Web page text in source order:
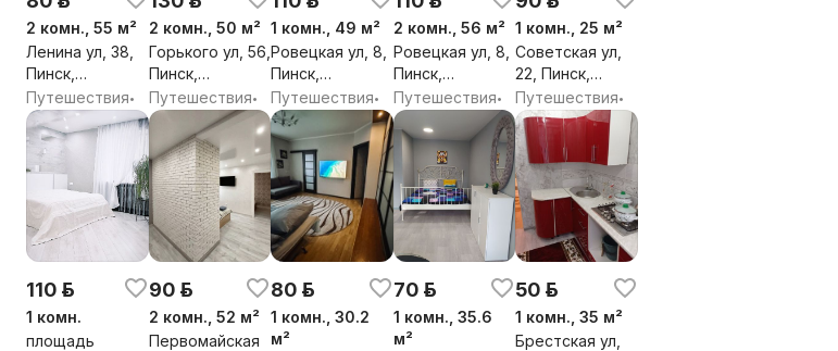
2 комн., 55 м²
Ленина ул, 38,
Пинск,
Брестская обл.
Путешествия•
2 комн., 50 м²
Горького ул, 56,
Пинск,
Брестская обл.
Путешествия•
1 комн., 49 м²
Ровецкая ул, 8,
Пинск,
Брестская обл.
Путешествия•
2 комн., 56 м²
Ровецкая ул, 8,
Пинск,
Брестская обл.
Путешествия•
1 комн., 25 м²
Советская ул,
22, Пинск,
Брестская обл.
Путешествия•
110 р.
1 комн.
площадь
90 р.
2 комн., 52 м²
Первомайская
80 р.
1 комн., 30.2
м²
70 р.
1 комн., 35.6
м²
50 р.
1 комн., 35 м²
Брестская ул,